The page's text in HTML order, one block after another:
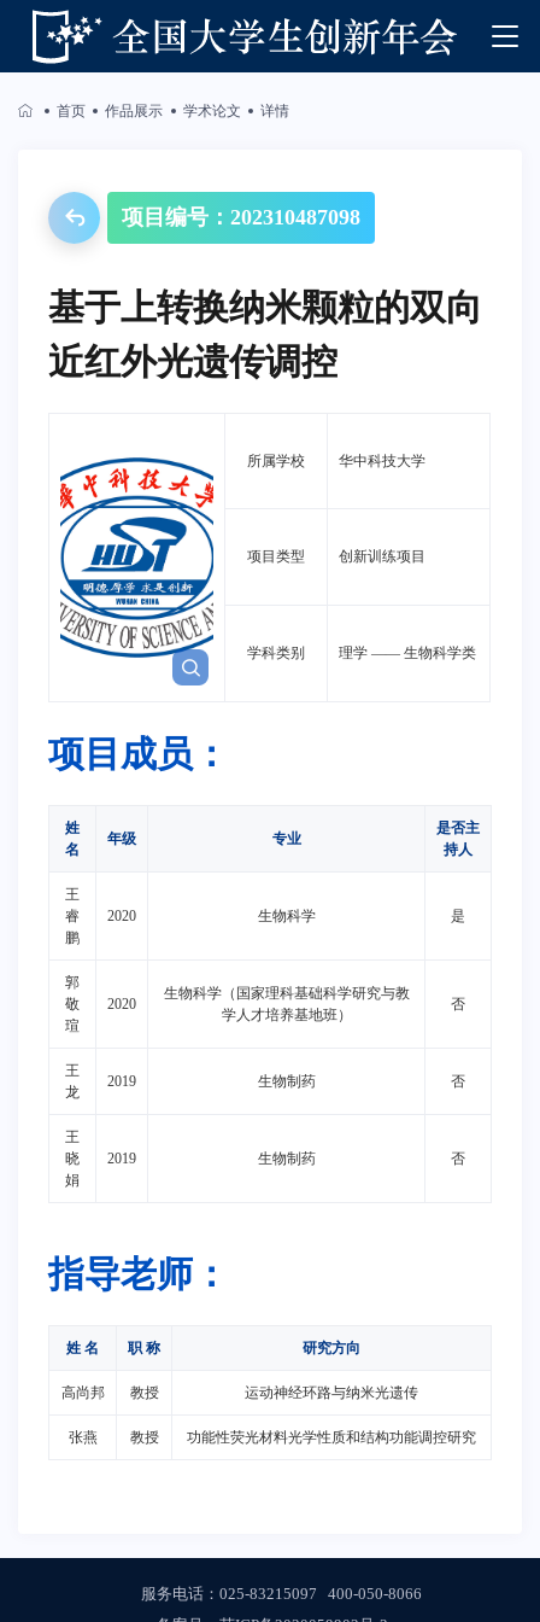
首页 作品展示 学术论文 详情
项目编号：202310487098
基于上转换纳米颗粒的双向
近红外光遗传调控
所属学校 华中科技大学
项目类型 创新训练项目
学科类别 理学 ——生物科学类
项目成员：
姓
名
年级 专业
是否主
持人
王
睿
鹏
2020 生物科学 是
郭
敬
瑄
2020
生物科学（国家理科基础科学研究与教
学人才培养基地班）
否
王
龙
2019 生物制药 否
王
晓
娟
2019 生物制药 否
指导老师：
姓 名 职 称 研究方向
高尚邦 教授 运动神经环路与纳米光遗传
张燕 教授 功能性荧光材料光学性质和结构功能调控研究
服务电话：025-83215097
400-050-8066